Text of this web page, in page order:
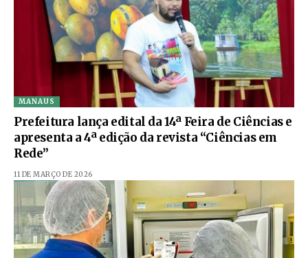
MANAUS
Prefeitura lança edital da 14ª Feira de Ciências e
apresenta a 4ª edição da revista “Ciências em
Rede”
11 DE MARÇO DE 2026